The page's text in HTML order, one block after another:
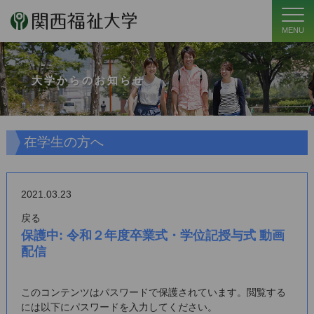
MENU
大学からのお知らせ
在学生の方へ
2021.03.23
戻る
保護中: 令和２年度卒業式・学位記授与式 動画
配信
このコンテンツはパスワードで保護されています。閲覧する
には以下にパスワードを入力してください。